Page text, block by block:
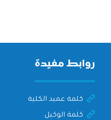
روابط مفيدة
كلمة عميد الكلية
كلمة الوكيل